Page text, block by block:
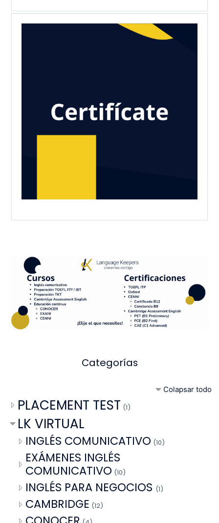
Categorías
Colapsar todo
PLACEMENT TEST (1)
LK VIRTUAL
INGLÉS COMUNICATIVO (10)
EXÁMENES INGLÉS
COMUNICATIVO (10)
INGLÉS PARA NEGOCIOS (1)
CAMBRIDGE (12)